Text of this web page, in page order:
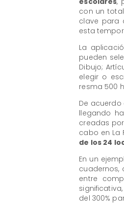
con un
clave para
esta
​La
pueden
Dibujo;
elegir o
resma 500
​De acuerdo
llegando
creadas
cabo en La
de los 24
En un
cuadernos,
entre
del 300%